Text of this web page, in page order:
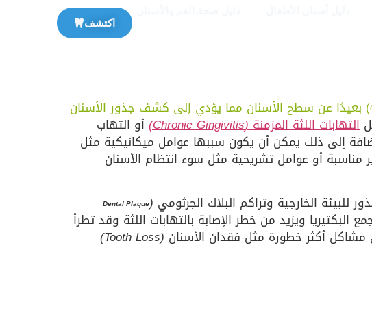
اكتشف
) بعيدًا عن سطح الأسنان مما يؤدي إلى كشف جذور الأسنان
التهابات اللثة المزمنة(Chronic Gingivitis) أو التهاب
إلى ذلك يمكن أن يكون سببها عوامل ميكانيكية مثل
أو عوامل تشريحية مثل سوء انتظام الأسنان
للبيئة الخارجية وتراكم البلاك الجرثومي (
Dental Plaque
ويزيد من خطر الإصابة بالتهابات اللثة وقد تطرأ
مشاكل أكثر خطورة مثل فقدان الأسنان (Tooth Loss)